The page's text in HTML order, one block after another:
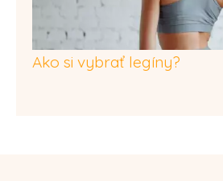
Ako si vybrať legíny?